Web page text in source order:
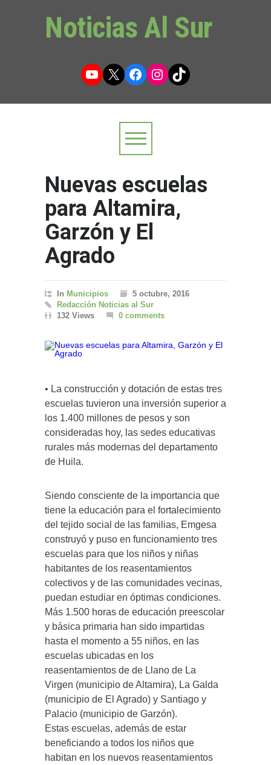
Noticias Al Sur
YouTube
X Facebook
Instagram
TikTok
Nuevas escuelas
para Altamira,
Garzón y El
Agrado
In Municipios
5 octubre, 2016
Redacción Noticias al Sur
132 Views
0 comments
• La construcción y dotación de estas tres
escuelas tuvieron una inversión superior a
los 1.400 millones de pesos y son
consideradas hoy, las sedes educativas
rurales más modernas del departamento
de Huila.
Siendo consciente de la importancia que
tiene la educación para el fortalecimiento
del tejido social de las familias, Emgesa
construyó y puso en funcionamiento tres
escuelas para que los niños y niñas
habitantes de los reasentamientos
colectivos y de las comunidades vecinas,
puedan estudiar en óptimas condiciones.
Más 1.500 horas de educación preescolar
y básica primaria han sido impartidas
hasta el momento a 55 niños, en las
escuelas ubicadas en los
reasentamientos de de Llano de La
Virgen (municipio de Altamira), La Galda
(municipio de El Agrado) y Santiago y
Palacio (municipio de Garzón).
Estas escuelas, además de estar
beneficiando a todos los niños que
habitan en los nuevos reasentamientos